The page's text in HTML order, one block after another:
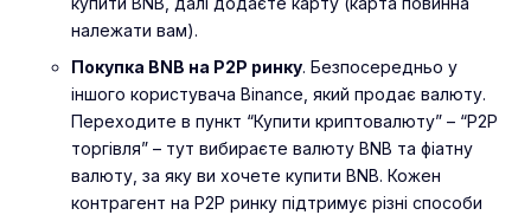
належати вам).
Покупка BNB на P2P ринку. Безпосередньо у
іншого користувача Binance, який продає валюту.
Переходите в пункт “Купити криптовалюту” – “P2P
торгівля” – тут вибираєте валюту BNB та фіатну
валюту, за яку ви хочете купити BNB. Кожен
контрагент на P2P ринку підтримує різні способи